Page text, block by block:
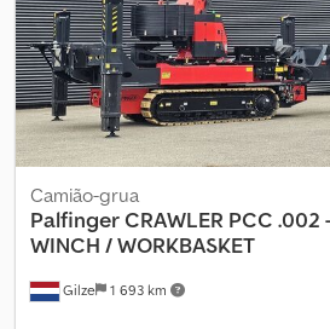
camião ou no compartimento de uma
Equipamentos incluídos: • Comando
baterias • Jogo de garfos + garfos
documentos originais Pode ser alojado
uma semi-reboque (também podemos
reboque). Preço: 25.500 € + IVA
Gilze 1 693 km
Camião-grua
PalfingerCRAWLER PCC .002
WINCH / WORKBASKET